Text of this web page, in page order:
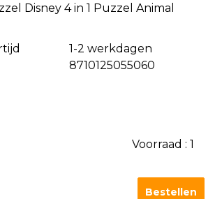
Disney 4 in 1 Puzzel Animal
1-2 werkdagen
8710125055060
Voorraad : 1
Bestellen